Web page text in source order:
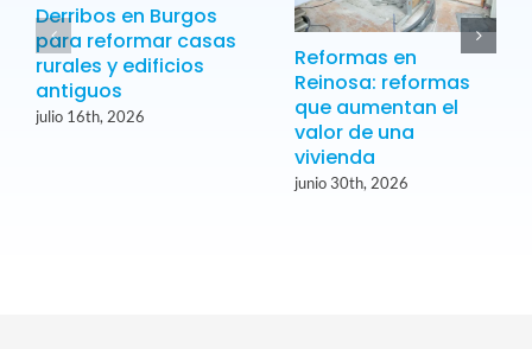
Derribos en Burgos
para reformar casas
rurales y edificios
antiguos
julio 16th, 2026
Reformas en
Reinosa: reformas
que aumentan el
valor de una
vivienda
junio 30th, 2026